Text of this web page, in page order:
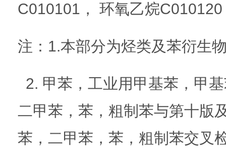
C010101， 环氧乙烷C010120
注：1.本部分为烃类及苯衍生
2. 甲苯，工业用甲基苯，甲
二甲苯，苯，粗制苯与第十版
苯，二甲苯，苯，粗制苯交叉